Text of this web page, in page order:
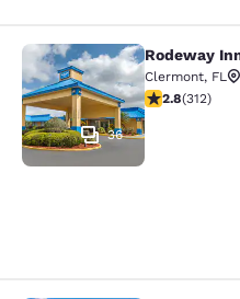
Rodeway Inn
36
Rodeway
Clermont, FL
2.76-Sterne-
2.8(312)